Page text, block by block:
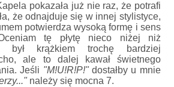
pokazała już nie raz, że potrafi
że odnajduje się w innej stylistyce,
potwierdza wysoką formę i sens
tę płytę nieco niżej niż
krążkiem trochę bardziej
ale to dalej kawał świetnego
Jeśli "M!U!R!P!"dostałby u mnie
należy się mocna 7.